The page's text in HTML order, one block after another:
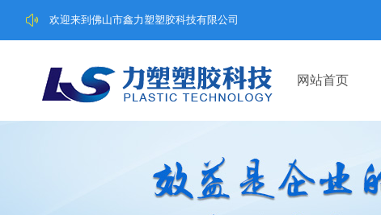
欢迎来到佛山市鑫力塑塑胶科技有限公司
网站首页